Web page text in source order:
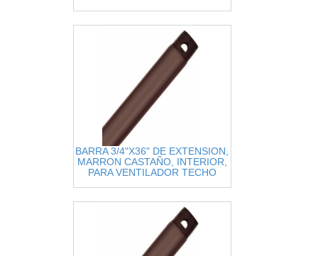
BARRA 3/4"X36" DE EXTENSION,
MARRON CASTAÑO, INTERIOR,
PARA VENTILADOR TECHO